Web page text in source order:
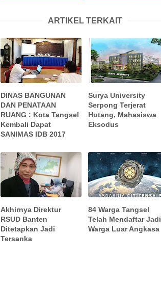
ARTIKEL TERKAIT
DINAS BANGUNAN
DAN PENATAAN
RUANG : Kota Tangsel
Kembali Dapat
SANIMAS IDB 2017
Surya University
Serpong Terjerat
Hutang, Mahasiswa
Eksodus
Akhirnya Direktur
RSUD Banten
Ditetapkan Jadi
Tersanka
84 Warga Tangsel
Telah Mendaftar Jadi
Warga Luar Angkasa